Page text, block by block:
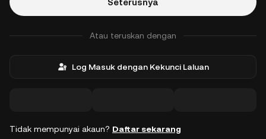
Atau teruskan dengan
Log Masuk dengan Kekunci Laluan
Tidak mempunyai akaun? Daftar sekarang